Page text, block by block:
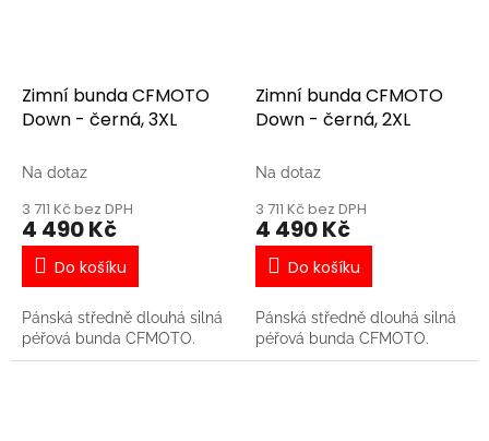
Zimní bunda CFMOTO
Down - černá, 3XL
Na dotaz
3 711 Kč bez DPH
4 490 Kč
Do košíku
Pánská středně dlouhá silná
péřová bunda CFMOTO.
Zimní bunda CFMOTO
Down - černá, 2XL
Na dotaz
3 711 Kč bez DPH
4 490 Kč
Do košíku
Pánská středně dlouhá silná
péřová bunda CFMOTO.